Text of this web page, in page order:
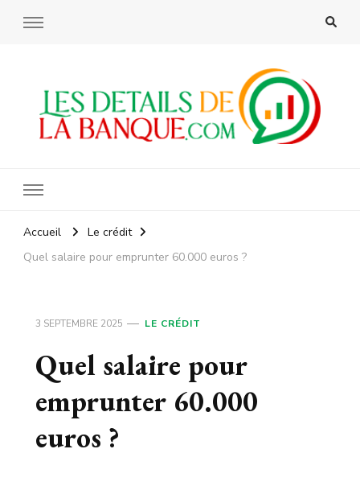
Accueil
Le crédit
Quel salaire pour emprunter 60.000 euros ?
3 SEPTEMBRE 2025 LE CRÉDIT
Quel salaire pour
emprunter 60.000
euros ?